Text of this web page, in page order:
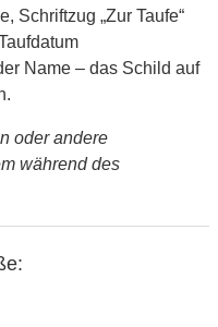
Schriftzug „Zur Taufe“
Name – das Schild auf
oder andere
während des